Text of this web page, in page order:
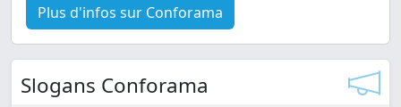
Plus d'infos sur Conforama
Slogans Conforama